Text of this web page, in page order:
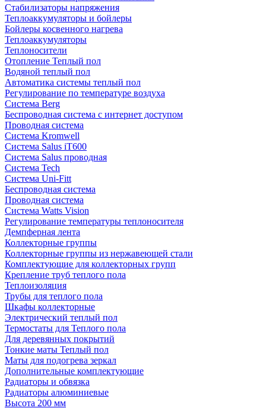
Стабилизаторы напряжения
Теплоаккумуляторы и бойлеры
Бойлеры косвенного нагрева
Теплоаккумуляторы
Теплоносители
Отопление Теплый пол
Водяной теплый пол
Автоматика системы теплый пол
Регулирование по температуре воздуха
Система Berg
Беспроводная система с интернет доступом
Проводная система
Система Kromwell
Система Salus iT600
Система Salus проводная
Система Tech
Система Uni-Fitt
Беспроводная система
Проводная система
Система Watts Vision
Регулирование температуры теплоносителя
Демпферная лента
Коллекторные группы
Коллекторные группы из нержавеющей стали
Комплектующие для коллекторных групп
Крепление труб теплого пола
Теплоизоляция
Трубы для теплого пола
Шкафы коллекторные
Электрический теплый пол
Термостаты для Теплого пола
Для деревянных покрытий
Тонкие маты Теплый пол
Маты для подогрева зеркал
Дополнительные комплектующие
Радиаторы и обвязка
Радиаторы алюминиевые
Высота 200 мм